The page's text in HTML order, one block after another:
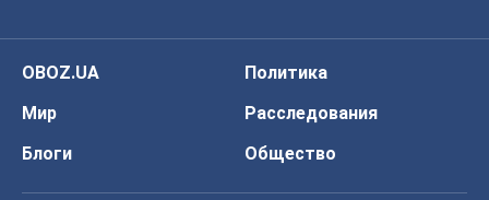
OBOZ.UA
Политика
Мир
Расследования
Блоги
Общество